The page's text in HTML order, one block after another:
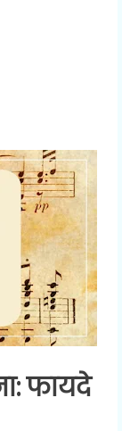
फायदे